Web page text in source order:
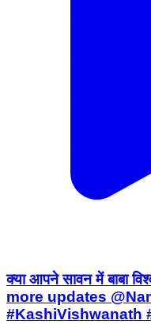
क्या आपने सावन में बाबा
more updates
#KashiVishwanath